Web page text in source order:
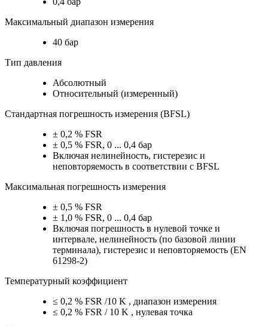
Максимальный диапазон измерения
40 бар
Тип давления
Абсолютный
Относительный (измеренный)
Стандартная погрешность измерения (BFSL)
± 0,2 % FSR
± 0,5 % FSR, 0 ... 0,4 бар
Включая нелинейность, гистерезис и
неповторяемость в соответствии с BFSL
Максимальная погрешность измерения
± 0,5 % FSR
± 1,0 % FSR, 0 ... 0,4 бар
Включая погрешность в нулевой точке и
интервале, нелинейность (по базовой линии
терминала), гистерезис и неповторяемость (EN
61298-2)
Температурный коэффициент
≤ 0,2 % FSR /10 K , диапазон измерения
≤ 0,2 % FSR / 10 K , нулевая точка